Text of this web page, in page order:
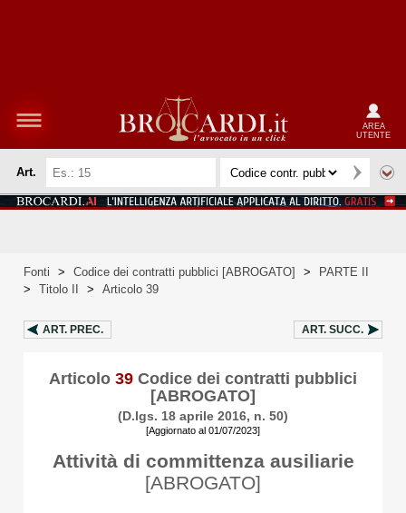
AREA
UTENTE
Art.
Fonti > Codice dei contratti pubblici [ABROGATO] >
PARTE II
>
Titolo II > Articolo 39
ART. PREC. ART. SUCC.
Articolo 39 Codice dei contratti pubblici
[ABROGATO]
(D.lgs. 18 aprile 2016, n. 50)
[Aggiornato al 01/07/2023]
Attività di committenza ausiliarie
[ABROGATO]